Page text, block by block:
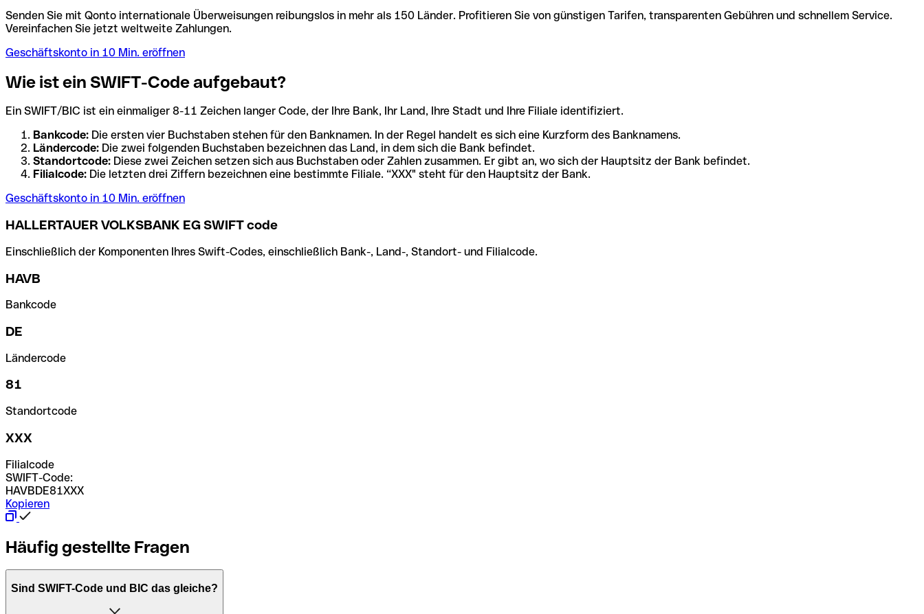
Senden Sie mit Qonto internationale Überweisungen reibungslos in mehr als 150 Länder. Profitieren Sie von günstigen Tarifen, transparenten Gebühren und schnellem Service.
Vereinfachen Sie jetzt weltweite Zahlungen.
Geschäftskonto in 10 Min. eröffnen
Wie ist ein SWIFT-Code aufgebaut?
Ein SWIFT/BIC ist ein einmaliger 8-11 Zeichen langer Code, der Ihre Bank, Ihr Land, Ihre Stadt und Ihre Filiale identifiziert.
Bankcode: Die ersten vier Buchstaben stehen für den Banknamen. In der Regel handelt es sich eine Kurzform des Banknamens.
Ländercode: Die zwei folgenden Buchstaben bezeichnen das Land, in dem sich die Bank befindet.
Standortcode: Diese zwei Zeichen setzen sich aus Buchstaben oder Zahlen zusammen. Er gibt an, wo sich der Hauptsitz der Bank befindet.
Filialcode: Die letzten drei Ziffern bezeichnen eine bestimmte Filiale. “XXX" steht für den Hauptsitz der Bank.
Geschäftskonto in 10 Min. eröffnen
HALLERTAUER VOLKSBANK EG SWIFT code
Einschließlich der Komponenten Ihres Swift-Codes, einschließlich Bank-, Land-, Standort- und Filialcode.
HAVB
Bankcode
DE
Ländercode
81
Standortcode
XXX
Filialcode
SWIFT-Code:
HAVBDE81XXX
Kopieren
Häufig gestellte Fragen
Sind SWIFT-Code und BIC das gleiche?